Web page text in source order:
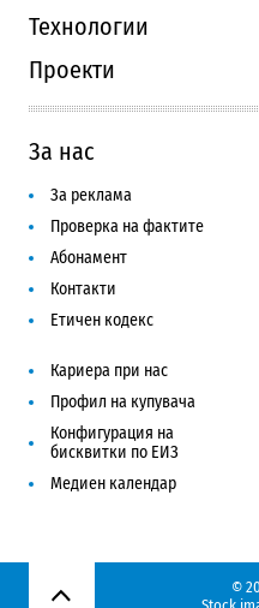
Технологии
Проекти
За нас
За реклама
Проверка на фактите
Абонамент
Контакти
Етичен кодекс
Кариера при нас
Профил на купувача
Конфигурация на
бисквитки по ЕИЗ
Медиен календар
©